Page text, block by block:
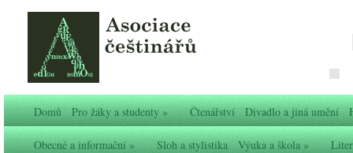
Domů Pro žáky a studenty» Čtenářství Divadlo a jiná umění
Obecné a informační» Sloh a stylistika Výuka a škola»